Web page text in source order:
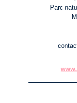
Parc